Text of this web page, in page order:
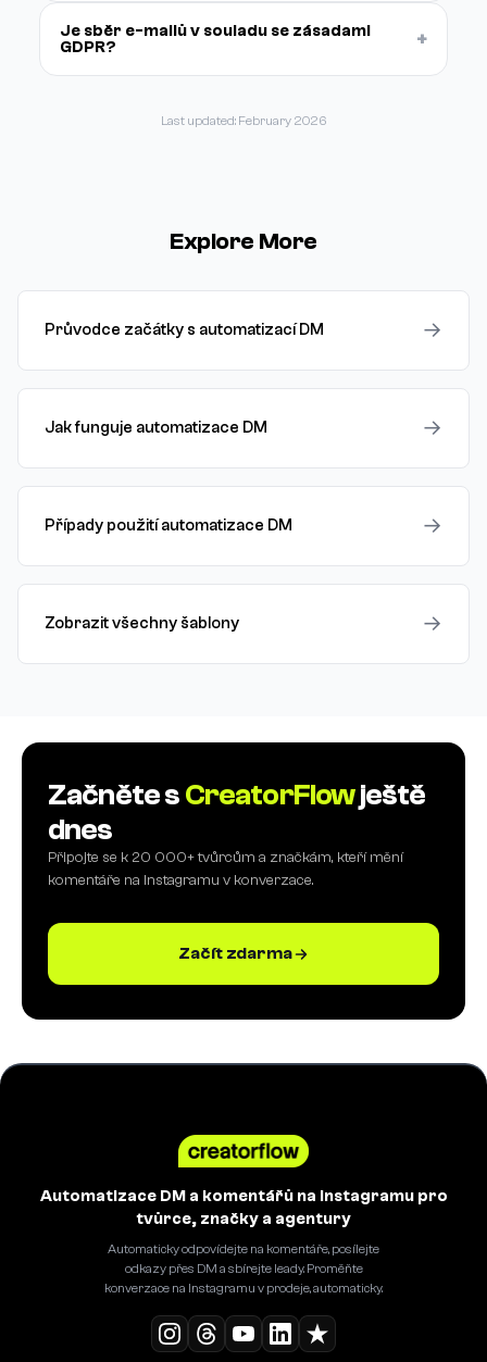
Je sběr e-mailů v souladu se zásadami
GDPR?
+
Last updated: February 2026
Explore More
Průvodce začátky s automatizací DM →
Jak funguje automatizace DM →
Případy použití automatizace DM →
Zobrazit všechny šablony →
Začněte sCreatorFlowještě
dnes
Připojte se k 20 000+ tvůrcům a značkám, kteří mění
komentáře na Instagramu v konverzace.
Začít zdarma
Automatizace DM a komentářů na Instagramu pro
tvůrce, značky a agentury
Automaticky odpovídejte na komentáře, posílejte
odkazy přes DM a sbírejte leady. Proměňte
konverzace na Instagramu v prodeje, automaticky.